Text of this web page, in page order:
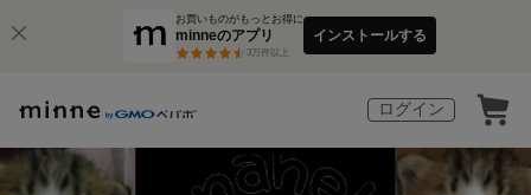
お買いものがもっとお得に
minneのアプリ
3万件以上
インストールする
ログイン